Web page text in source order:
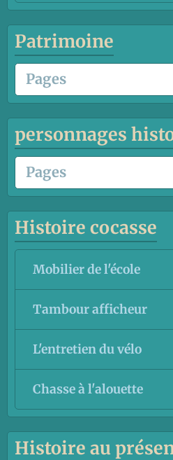
Patrimoine
personnages
Histoire cocasse
Mobilier de l'école
Tambour afficheur
L'entretien du vélo
Chasse à l'alouette
Histoire au